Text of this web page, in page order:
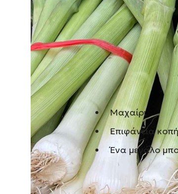
σούπες μέχρι
τους,
θα δείτε βήμα-
εύκολα και σωστά.
Τι θα
Μαχαίρι
Επιφάνεια
Ένα μεγάλο
Βήμα 1:
Αφαιρέστε το